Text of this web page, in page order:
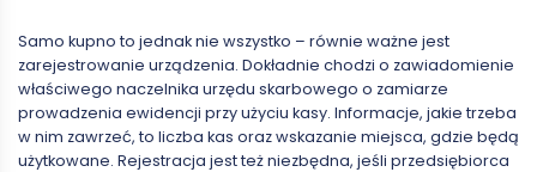
Samo kupno to jednak nie wszystko – równie ważne jest
zarejestrowanie urządzenia. Dokładnie chodzi o zawiadomienie
właściwego naczelnika urzędu skarbowego o zamiarze
prowadzenia ewidencji przy użyciu kasy. Informacje, jakie trzeba
w nim zawrzeć, to liczba kas oraz wskazanie miejsca, gdzie będą
użytkowane. Rejestracja jest też niezbędna, jeśli przedsiębiorca